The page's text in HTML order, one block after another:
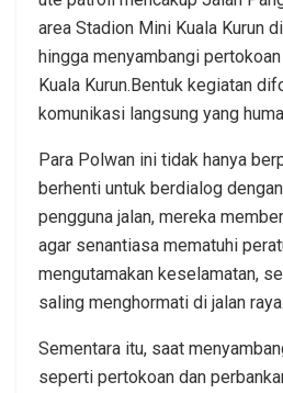
area Stadion Mini Kuala Kurun
hingga menyambangi
Kuala Kurun.Bentuk kegiatan
komunikasi langsung yang
Para Polwan ini tidak hanya
berhenti untuk berdialog
pengguna jalan, mereka
agar senantiasa mematuhi
mengutamakan keselamatan,
saling menghormati di jalan raya.
Sementara itu, saat
seperti pertokoan dan